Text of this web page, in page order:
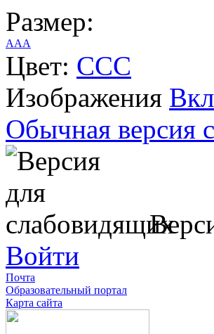
Размер:
AAA
Цвет: CCC
Изображения
Обычная версия
Войти
Почта
Образовательный портал
Карта сайта